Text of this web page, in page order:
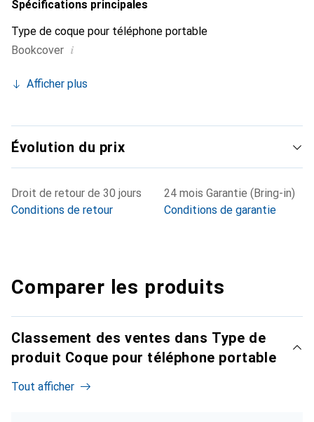
Spécifications principales
Type de coque pour téléphone portable
Bookcover i
Afficher plus
Évolution du prix
Droit de retour de 30 jours
Conditions de retour
24 mois Garantie (Bring-in)
Conditions de garantie
Comparer les produits
Classement des ventes dans Type de
produit Coque pour téléphone portable
Tout afficher